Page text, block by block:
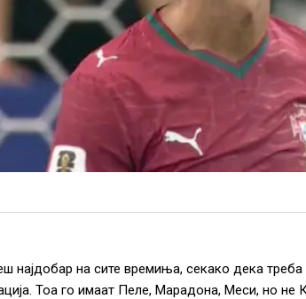
најдобар на сите времиња, секако дека треба
Тоа го имаат Пеле, Марадона, Меси, но не